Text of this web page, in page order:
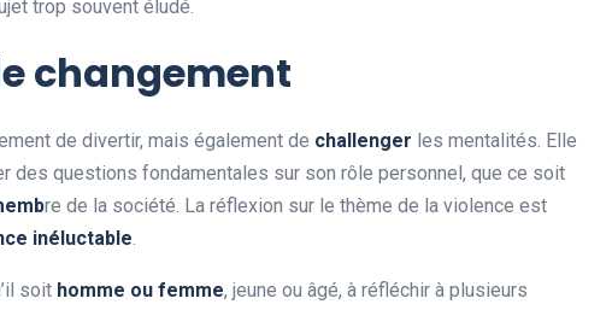
trop souvent éludé.
changement
de divertir, mais également de challenger les mentalités. Elle
des questions fondamentales sur son rôle personnel, que ce soit
embre de la société. La réflexion sur le thème de la violence est
ce inéluctable.
soit homme ou femme, jeune ou âgé, à réfléchir à plusieurs